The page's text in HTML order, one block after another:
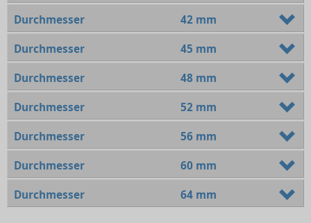
Durchmesser 42 mm
Durchmesser 45 mm
Durchmesser 48 mm
Durchmesser 52 mm
Durchmesser 56 mm
Durchmesser 60 mm
Durchmesser 64 mm